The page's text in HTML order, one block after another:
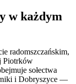
w każdym
radomszczańskim,
Piotrków
sołectwa
i Dobryszyce —